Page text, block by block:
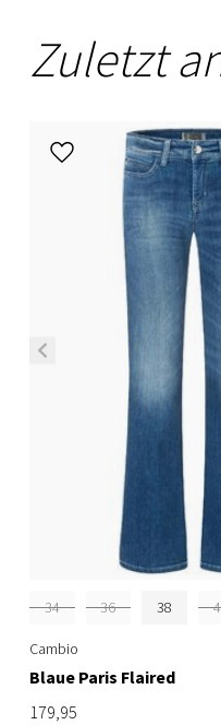
Zuletzt
34 36 38
Cambio
Blaue Paris Flaired
179,95